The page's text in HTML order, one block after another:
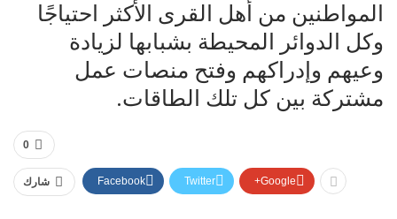
المواطنين من أهل القرى الأكثر احتياجًا
وكل الدوائر المحيطة بشبابها لزيادة
وعيهم وإدراكهم وفتح منصات عمل
مشتركة بين كل تلك الطاقات.
0
شارك Facebook Twitter Google+